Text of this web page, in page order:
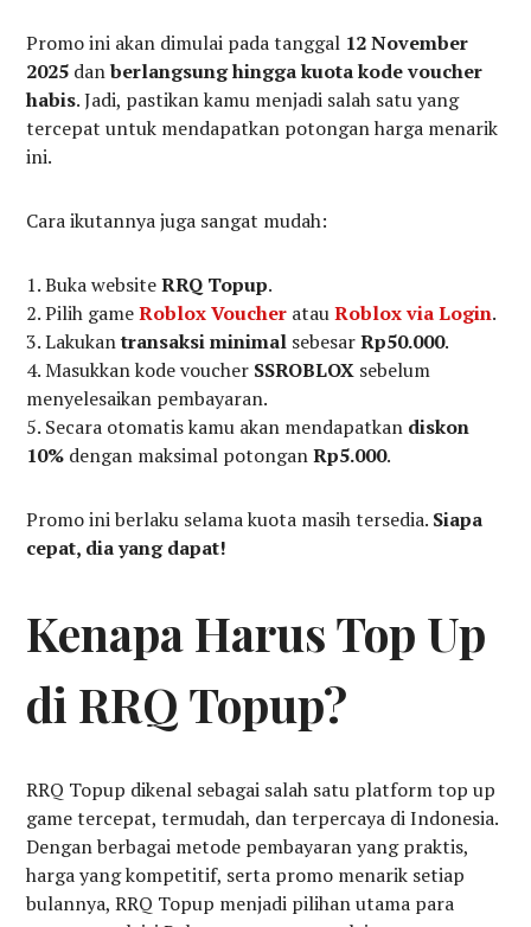
Promo ini akan dimulai pada tanggal 12 November
2025 danberlangsung hingga kuota kode voucher
habis. Jadi, pastikan kamu menjadi salah satu yang
tercepat untuk mendapatkan potongan harga menarik
ini.
Cara ikutannya juga sangat mudah:
Buka websiteRRQ Topup.
Pilih gameRoblox Voucher atauRoblox via Login.
Lakukantransaksi minimal sebesarRp50.000.
Masukkan kode voucher SSROBLOX sebelum
menyelesaikan pembayaran.
Secara otomatis kamu akan mendapatkan diskon
10% dengan maksimal potonganRp5.000.
Promo ini berlaku selama kuota masih tersedia. Siapa
cepat, dia yang dapat!
Kenapa Harus Top Up
di RRQ Topup?
RRQ Topup dikenal sebagai salah satu platform top up
game tercepat, termudah, dan terpercaya di Indonesia.
Dengan berbagai metode pembayaran yang praktis,
harga yang kompetitif, serta promo menarik setiap
bulannya, RRQ Topup menjadi pilihan utama para